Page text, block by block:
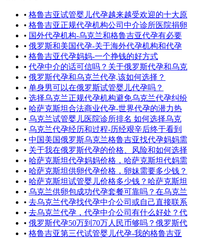
• 格鲁吉亚试管婴儿代孕越来越受欢迎的十大原
• 格鲁吉亚正规代孕机构公司中介诊所医院捐卵
• 国外代孕机构-乌克兰和格鲁吉亚代孕有必要
• 俄罗斯和美国代孕-关于海外代孕机构和代孕
• 格鲁吉亚代孕妈妈-一个挣钱的好方式
• 代孕中介的话可信吗？关于俄罗斯代孕和乌克
• 俄罗斯代孕和乌克兰代孕,该如何选择？
• 单身男可以在俄罗斯试管婴儿代孕吗？
• 选择乌克兰正规代孕机构避免乌克兰代孕纠纷
• 哈萨克斯坦合法商业代孕-世界代孕的潜力热
• 乌克兰试管婴儿医院诊所排名 如何选择乌克
• 乌克兰代孕经历和过程-历经艰辛后终于看到
• 中国美国俄罗斯乌克兰格鲁吉亚找代孕妈妈需
• 关于我在俄罗斯代孕的价格、风险和如何选择
• 哈萨克斯坦代孕妈妈价格，哈萨克斯坦代妈需
• 哈萨克斯坦供卵代孕价格，卵妹需要多少钱？
• 哈萨克斯坦试管婴儿价格多少钱？哈萨克斯坦
• 乌克兰供卵包成功代孕套餐可靠吗？在乌克兰
• 去乌克兰代孕找代孕中介公司或自己直接联系
• 去乌克兰代孕，代孕中介公司有什么好处？代
• 俄罗斯代孕50万到70万人民币够吗？俄罗斯代
• 格鲁吉亚第三代试管婴儿代孕-我的格鲁吉亚